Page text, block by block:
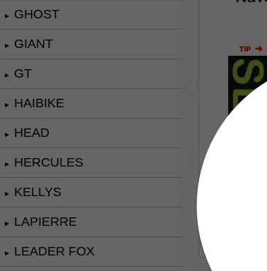
► GHOST
► GIANT
► GT
► HAIBIKE
► HEAD
► HERCULES
► KELLYS
► LAPIERRE
► LEADER FOX